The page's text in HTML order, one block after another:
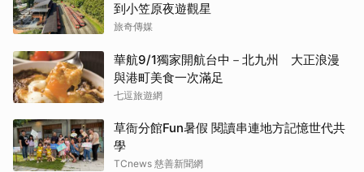
到小笠原夜遊觀星
旅奇傳媒
華航9/1獨家開航台中－北九州 大正浪漫
與港町美食一次滿足
七逗旅遊網
草衙分館Fun暑假 閱讀串連地方記憶世代共
學
TCnews 慈善新聞網